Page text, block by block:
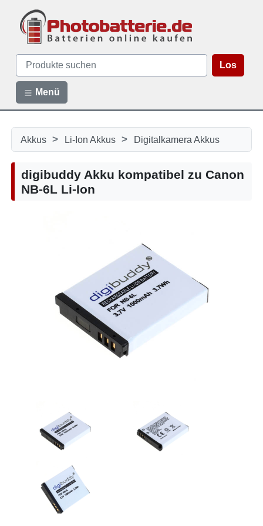
Los
Menü
Akkus > Li-Ion Akkus > Digitalkamera Akkus
digibuddy Akku kompatibel zu Canon
NB-6L Li-Ion